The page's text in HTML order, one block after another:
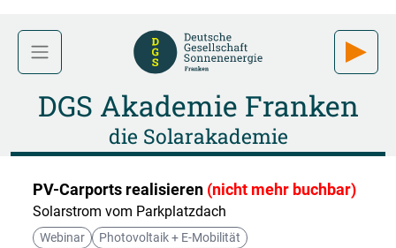
DGS Akademie Franken
die Solarakademie
PV-Carports realisieren (nicht mehr buchbar)
Solarstrom vom Parkplatzdach
Webinar
Photovoltaik + E-Mobilität